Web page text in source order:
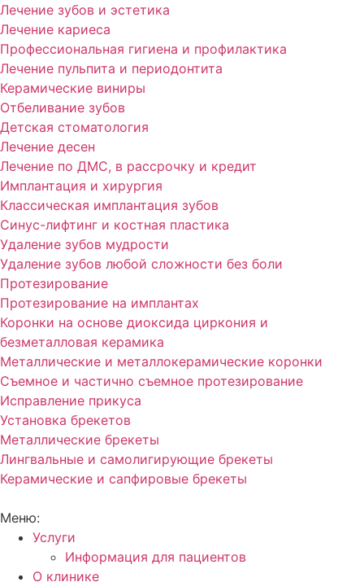
Лечение зубов и эстетика
Лечение кариеса
Профессиональная гигиена и профилактика
Лечение пульпита и периодонтита
Керамические виниры
Отбеливание зубов
Детская стоматология
Лечение десен
Лечение по ДМС, в рассрочку и кредит
Имплантация и хирургия
Классическая имплантация зубов
Синус-лифтинг и костная пластика
Удаление зубов мудрости
Удаление зубов любой сложности без боли
Протезирование
Протезирование на имплантах
Коронки на основе диоксида циркония и
безметалловая керамика
Металлические и металлокерамические коронки
Съемное и частично съемное протезирование
Исправление прикуса
Установка брекетов
Металлические брекеты
Лингвальные и самолигирующие брекеты
Керамические и сапфировые брекеты
Меню:
Услуги
Информация для пациентов
О клинике